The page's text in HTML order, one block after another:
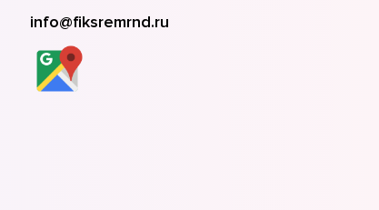
info@fiksremrnd.ru